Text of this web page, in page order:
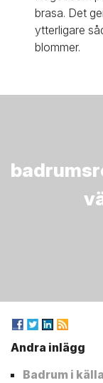
brasa. Det
ytterligare
blommer.
Andra inlägg
Badrum i